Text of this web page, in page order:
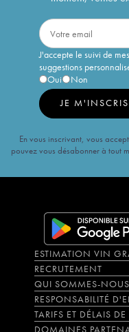
J'accepte le suivi de
suggestions
Oui
Non
JE M'INSCRIS
En vous inscrivant, vous
pouvez vous désabonner à tout
ESTIMATION VIN
RECRUTEMENT
QUI SOMMES-
RESPONSABILITÉ
TARIFS ET DÉLAIS
DOMAINES